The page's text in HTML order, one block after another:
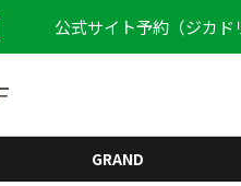
公式サイト予約（ジカ
GRAND